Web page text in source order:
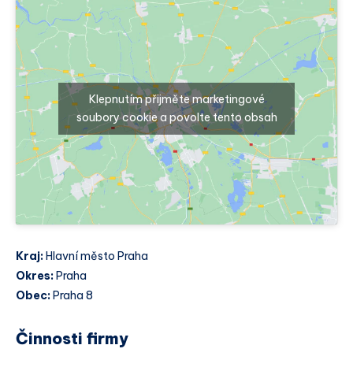
Klepnutím přijměte marketingové
soubory cookie a povolte tento obsah
Kraj: Hlavní město Praha
Okres: Praha
Obec: Praha 8
Činnosti firmy